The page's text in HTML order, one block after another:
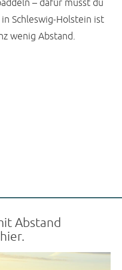
– dafür musst du
Schleswig-Holstein ist
wenig Abstand.
Abstand